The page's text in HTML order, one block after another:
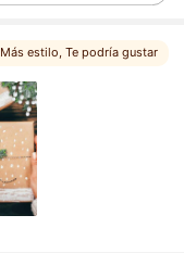
Más estilo, Te podría gustar